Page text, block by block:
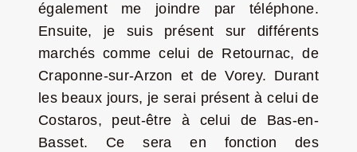
également me joindre par téléphone.
Ensuite, je suis présent sur différents
marchés comme celui de Retournac, de
Craponne-sur-Arzon et de Vorey. Durant
les beaux jours, je serai présent à celui de
Costaros, peut-être à celui de Bas-en-
Basset. Ce sera en fonction des